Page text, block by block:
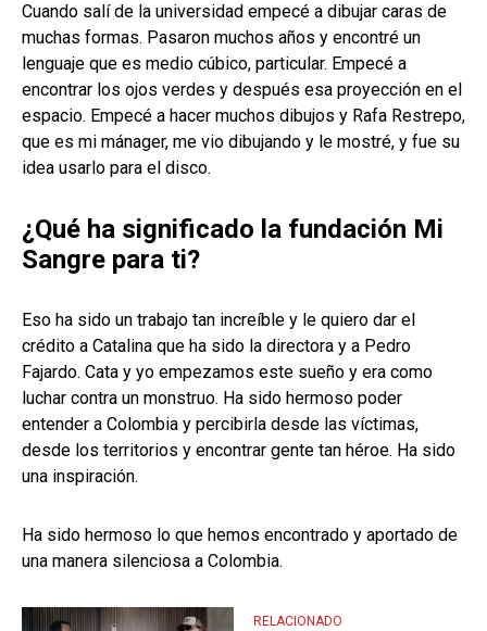
Cuando salí de la universidad empecé a dibujar caras de
muchas formas. Pasaron muchos años y encontré un
lenguaje que es medio cúbico, particular. Empecé a
encontrar los ojos verdes y después esa proyección en el
espacio. Empecé a hacer muchos dibujos y Rafa Restrepo,
que es mi mánager, me vio dibujando y le mostré, y fue su
idea usarlo para el disco.
¿Qué ha significado la fundación Mi
Sangre para ti?
Eso ha sido un trabajo tan increíble y le quiero dar el
crédito a Catalina que ha sido la directora y a Pedro
Fajardo. Cata y yo empezamos este sueño y era como
luchar contra un monstruo. Ha sido hermoso poder
entender a Colombia y percibirla desde las víctimas,
desde los territorios y encontrar gente tan héroe. Ha sido
una inspiración.
Ha sido hermoso lo que hemos encontrado y aportado de
una manera silenciosa a Colombia.
RELACIONADO